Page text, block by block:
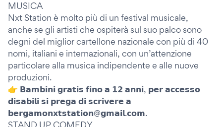
MUSICA
Nxt Station è molto più di un festival musicale,
anche se gli artisti che ospiterà sul suo palco sono
degni del miglior cartellone nazionale con più di 40
nomi, italiani e internazionali, con un’attenzione
particolare alla musica indipendente e alle nuove
produzioni.
👉 𝗕𝗮𝗺𝗯𝗶𝗻𝗶 𝗴𝗿𝗮𝘁𝗶𝘀 𝗳𝗶𝗻𝗼 𝗮 𝟭𝟮 𝗮𝗻𝗻𝗶, 𝗽𝗲𝗿 𝗮𝗰𝗰𝗲𝘀𝘀𝗼
𝗱𝗶𝘀𝗮𝗯𝗶𝗹𝗶 𝘀𝗶 𝗽𝗿𝗲𝗴𝗮 𝗱𝗶 𝘀𝗰𝗿𝗶𝘃𝗲𝗿𝗲 𝗮
𝗯𝗲𝗿𝗴𝗮𝗺𝗼𝗻𝘅𝘁𝘀𝘁𝗮𝘁𝗶𝗼𝗻@𝗴𝗺𝗮𝗶𝗹.𝗰𝗼𝗺.
STAND UP COMEDY